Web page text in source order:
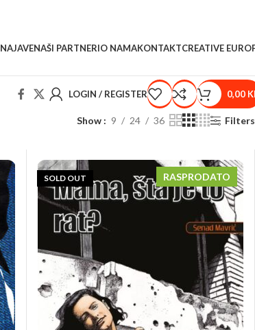
NAJAVENAŠI PARTNERIO NAMAKONTAKTCREATIVE
LOGIN / REGISTER 0,00
Show 9 24 36 Filters
SOLD OUT RASPRODATO